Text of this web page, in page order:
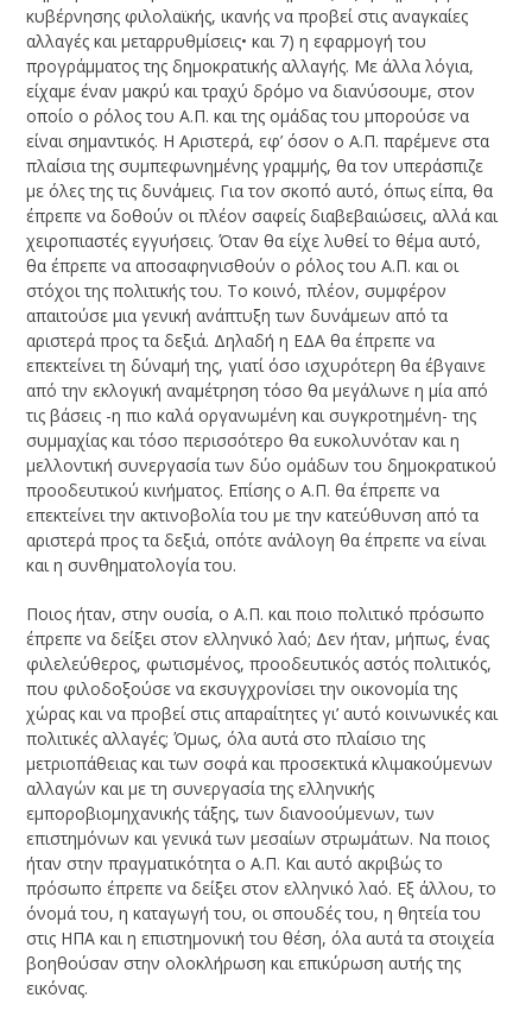
κυβέρνησης φιλολαϊκής, ικανής να προβεί στις αναγκαίες
αλλαγές και μεταρρυθμίσεις• και 7) η εφαρμογή του
προγράμματος της δημοκρατικής αλλαγής. Με άλλα λόγια,
είχαμε έναν μακρύ και τραχύ δρόμο να διανύσουμε, στον
οποίο ο ρόλος του Α.Π. και της ομάδας του μπορούσε να
είναι σημαντικός. Η Αριστερά, εφ’ όσον ο Α.Π. παρέμενε στα
πλαίσια της συμπεφωνημένης γραμμής, θα τον υπεράσπιζε
με όλες της τις δυνάμεις. Για τον σκοπό αυτό, όπως είπα, θα
έπρεπε να δοθούν οι πλέον σαφείς διαβεβαιώσεις, αλλά και
χειροπιαστές εγγυήσεις. Όταν θα είχε λυθεί το θέμα αυτό,
θα έπρεπε να αποσαφηνισθούν ο ρόλος του Α.Π. και οι
στόχοι της πολιτικής του. Το κοινό, πλέον, συμφέρον
απαιτούσε μια γενική ανάπτυξη των δυνάμεων από τα
αριστερά προς τα δεξιά. Δηλαδή η ΕΔΑ θα έπρεπε να
επεκτείνει τη δύναμή της, γιατί όσο ισχυρότερη θα έβγαινε
από την εκλογική αναμέτρηση τόσο θα μεγάλωνε η μία από
τις βάσεις -η πιο καλά οργανωμένη και συγκροτημένη- της
συμμαχίας και τόσο περισσότερο θα ευκολυνόταν και η
μελλοντική συνεργασία των δύο ομάδων του δημοκρατικού
προοδευτικού κινήματος. Επίσης ο Α.Π. θα έπρεπε να
επεκτείνει την ακτινοβολία του με την κατεύθυνση από τα
αριστερά προς τα δεξιά, οπότε ανάλογη θα έπρεπε να είναι
και η συνθηματολογία του.
Ποιος ήταν, στην ουσία, ο Α.Π. και ποιο πολιτικό πρόσωπο
έπρεπε να δείξει στον ελληνικό λαό; Δεν ήταν, μήπως, ένας
φιλελεύθερος, φωτισμένος, προοδευτικός αστός πολιτικός,
που φιλοδοξούσε να εκσυγχρονίσει την οικονομία της
χώρας και να προβεί στις απαραίτητες γι’ αυτό κοινωνικές και
πολιτικές αλλαγές; Όμως, όλα αυτά στο πλαίσιο της
μετριοπάθειας και των σοφά και προσεκτικά κλιμακούμενων
αλλαγών και με τη συνεργασία της ελληνικής
εμποροβιομηχανικής τάξης, των διανοούμενων, των
επιστημόνων και γενικά των μεσαίων στρωμάτων. Να ποιος
ήταν στην πραγματικότητα ο Α.Π. Και αυτό ακριβώς το
πρόσωπο έπρεπε να δείξει στον ελληνικό λαό. Εξ άλλου, το
όνομά του, η καταγωγή του, οι σπουδές του, η θητεία του
στις ΗΠΑ και η επιστημονική του θέση, όλα αυτά τα στοιχεία
βοηθούσαν στην ολοκλήρωση και επικύρωση αυτής της
εικόνας.